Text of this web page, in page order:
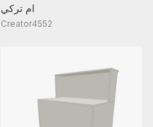
ام تركي
Creator4552